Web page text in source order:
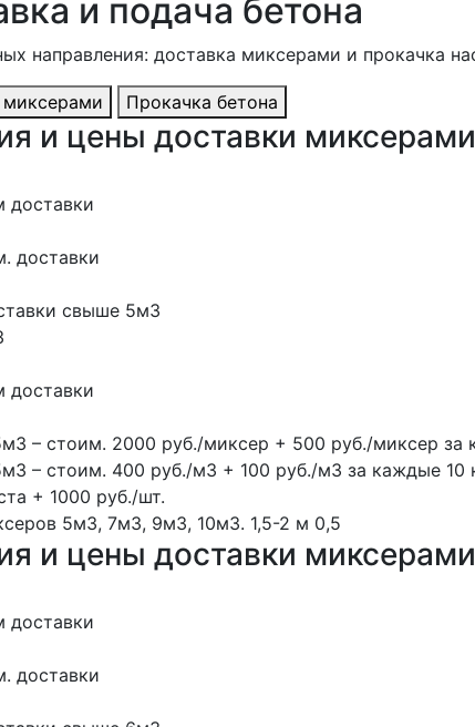
и подача бетона
направления: доставка миксерами и прокачка
Прокачка бетона
и цены доставки
доставки
доставки
свыше 5м3
доставки
– стоим. 2000 руб./миксер + 500 руб./миксер за
– стоим. 400 руб./м3 + 100 руб./м3 за каждые 10
+ 1000 руб./шт.
5м3, 7м3, 9м3, 10м3. 1,5-2 м 0,5
и цены доставки
доставки
доставки